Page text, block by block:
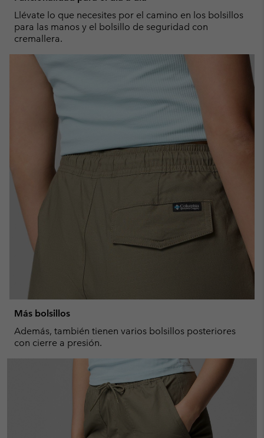
Llévate lo que necesites por el camino en los bolsillos
para las manos y el bolsillo de seguridad con
cremallera.
Más bolsillos
Además, también tienen varios bolsillos posteriores
con cierre a presión.